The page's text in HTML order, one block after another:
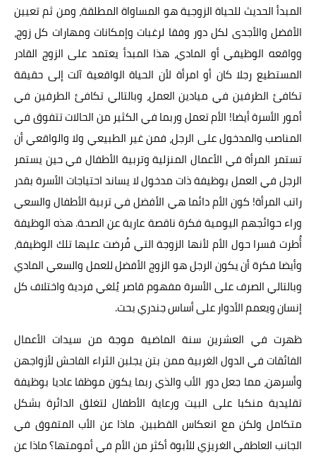
المبدأ الحديث للحياة الزوجية هو المساواة المطلقة، ومن ثم تعيين
الأفضل والأجدى لكل دور وفقا لرغبات وإمكانات ومهارات كل زوج،
وواقعه الوظيفي أو المادي، هذا المبدأ يعتمد على الزوج القادر
المستطيع رجلا كان أو امرأة لأن الحياة الواقعية آلت إلى حقيقة
تكافئ الطرفين في ميادين العمل، وبالتالي تكافئ الطرفين في
أمور الأسرة أيضا! الأم تعمل وربما في الكثير من الحالات تتفوق في
المناصب والمدخول على الرجل، فمن غير الطبيعي ولا والواقعي أن
تستمر المرأة في الأعمال المنزلية وتربية الأطفال في حين يستمر
الرجل في العمل بوظيفة ذات مدخول لا يساند احتياجات الأسرة بقدر
راتب المرأة! كون الأم دائما هي الأفضل في تربية الأطفال والسعي
وراء حوائجهم اليومية فكرة ناقصة عارية عن الصحة. هذه الوظيفة
أُطرت قسرا حول الأم لأنها الزوجة التي فُرضت عليها تلك الوظيفة،
وأيضا فكرة أن يكون الرجل هو الزوج الأفضل للعمل والسعي المادي
وبالتالي الصرف على الأسرة مفهوم قاصر يُلغي فردية واختلاف كل
إنسان ويعمم الأدوار على أساس جندري بحت.
ظهرت في العشرين سنة الماضية موجة من سيدات الأعمال
الفائقات في الدول الغربية ممن بتن يجلبن الثراء الفاحش لأزواجهن
وأسرهن، مما جعل دور الأب والذي ربما يكون موظفا عاديا بوظيفة
تقليدية منكبا على البيت ورعاية الأطفال لتغلق الدائرة بشكل
متكامل ولكن مع انعكاس القطبين. ماذا عن الأب المتفوق في
الجانب العاطفي الغريزي للأبوة أكثر من الأم في أمومتها؟ ماذا عن